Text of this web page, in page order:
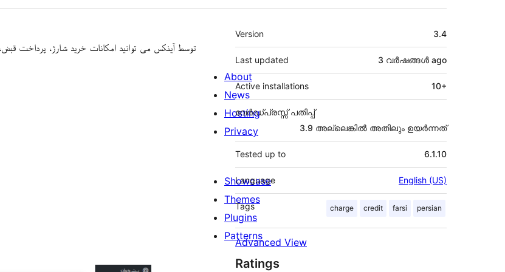
توسط آینکس می توانید امکانات خرید شارژ، پرداخت
Meta
Version 3.4
Last updated 3 വര്‍ഷങ്ങള്‍ ago
Active installations 10+
വേർഡ്പ്രസ്സ് പതിപ്പ്
3.9 അല്ലെങ്കില്‍ അതിലും ഉയര്‍ന്നത്
Tested up to 6.1.10
Language English (US)
Tags charge credit farsi persian
Advanced View
Ratings
About
News
Hosting
Privacy
Showcase
Themes
Plugins
Patterns